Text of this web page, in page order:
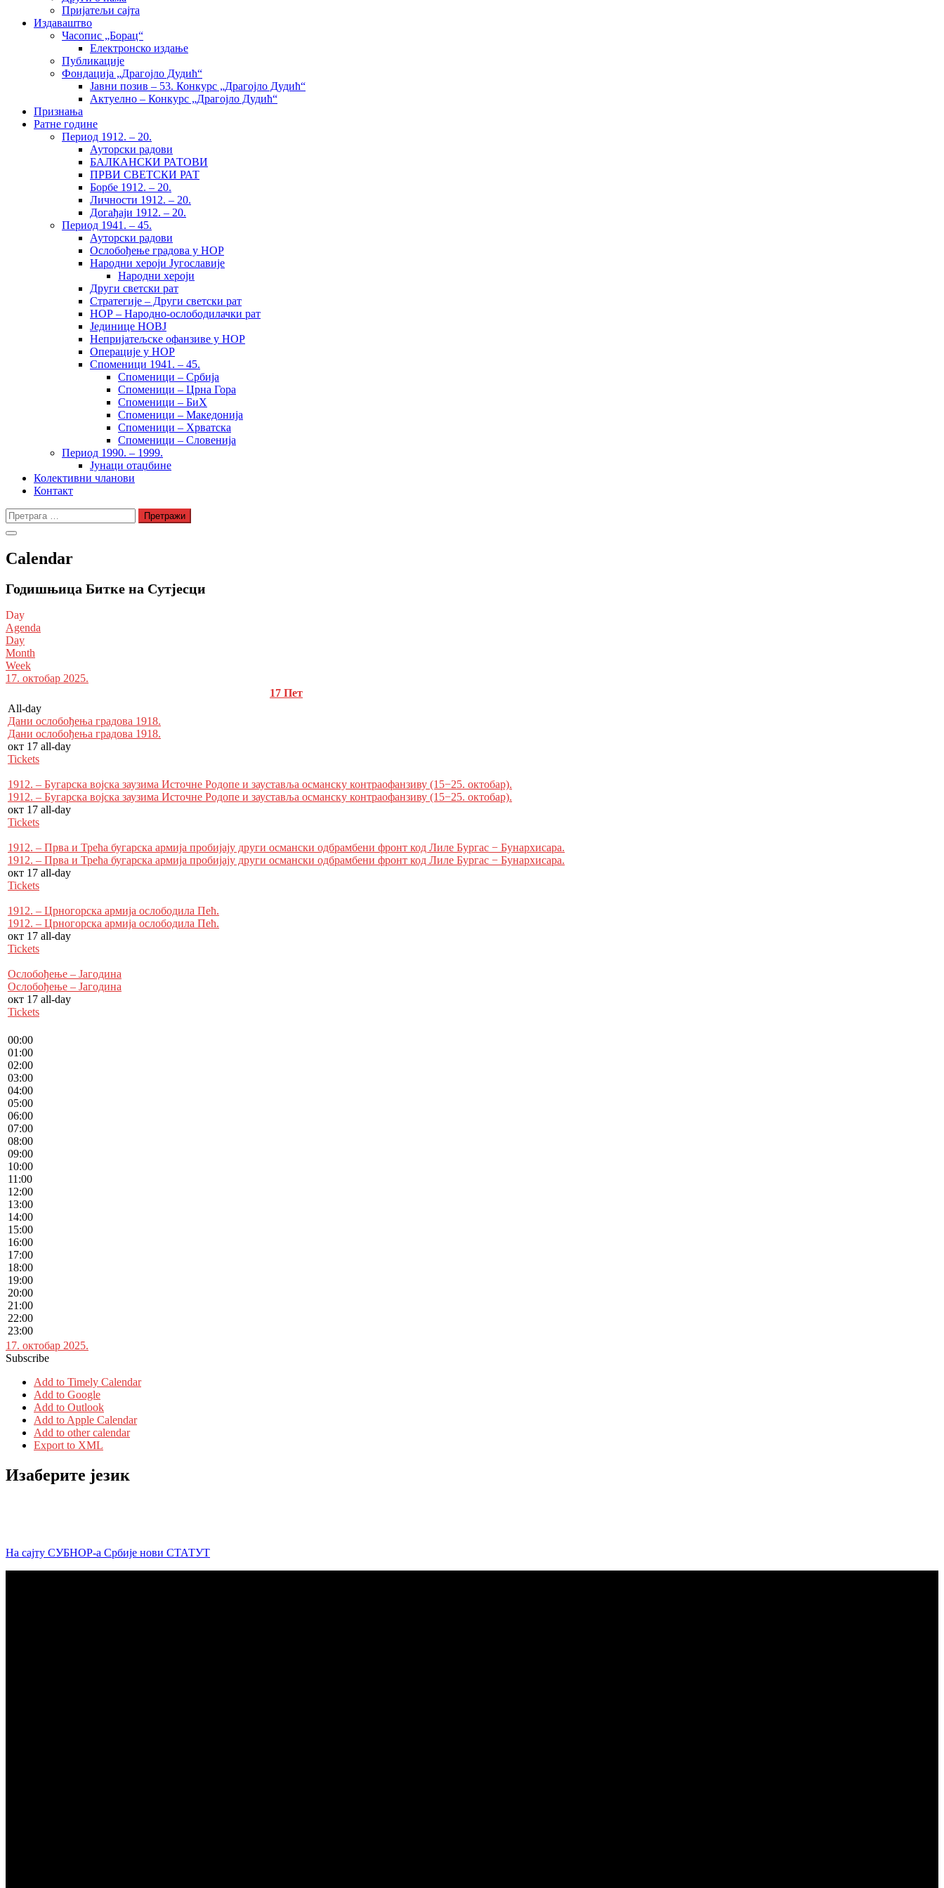
Пријатељи сајта
Издаваштво
Часопис „Борац“
Електронско издање
Публикације
Фондација „Драгојло Дудић“
Јавни позив – 53. Конкурс „Драгојло Дудић“
Актуелно – Конкурс „Драгојло Дудић“
Признања
Ратне године
Период 1912. – 20.
Ауторски радови
БАЛКАНСКИ РАТОВИ
ПРВИ СВЕТСКИ РАТ
Борбе 1912. – 20.
Личности 1912. – 20.
Догађаји 1912. – 20.
Период 1941. – 45.
Ауторски радови
Ослобођење градова у НОР
Народни хероји Југославије
Народни хероји
Други светски рат
Стратегије – Други светски рат
НОР – Народно-ослободилачки рат
Јединице НОВЈ
Непријатељске офанзиве у НОР
Операције у НОР
Споменици 1941. – 45.
Споменици – Србија
Споменици – Црна Гора
Споменици – БиХ
Споменици – Македонија
Споменици – Хрватска
Споменици – Словенија
Период 1990. – 1999.
Јунаци отаџбине
Колективни чланови
Контакт
Претрага
за:
Calendar
Годишњица Битке на Сутјесци
Day
Agenda
Day
Month
Week
17. октобар 2025.
17 Пет
All-day
Дани ослобођења градова 1918.
Дани ослобођења градова 1918.
окт 17 all-day
Tickets
1912. – Бугарска војска заузима Источне Родопе и зауставља османску контраофанзиву (15−25. октобар).
1912. – Бугарска војска заузима Источне Родопе и зауставља османску контраофанзиву (15−25. октобар).
окт 17 all-day
Tickets
1912. – Прва и Трећа бугарска армија пробијају други османски одбрамбени фронт код Лиле Бургас − Бунархисара.
1912. – Прва и Трећа бугарска армија пробијају други османски одбрамбени фронт код Лиле Бургас − Бунархисара.
окт 17 all-day
Tickets
1912. – Црногорска армија ослободила Пећ.
1912. – Црногорска армија ослободила Пећ.
окт 17 all-day
Tickets
Ослобођење – Јагодина
Ослобођење – Јагодина
окт 17 all-day
Tickets
00:00
01:00
02:00
03:00
04:00
05:00
06:00
07:00
08:00
09:00
10:00
11:00
12:00
13:00
14:00
15:00
16:00
17:00
18:00
19:00
20:00
21:00
22:00
23:00
17. октобар 2025.
Subscribe
Add to Timely Calendar
Add to Google
Add to Outlook
Add to Apple Calendar
Add to other calendar
Export to XML
Изаберите језик
На сајту СУБНОР-а Србије нови СТАТУТ